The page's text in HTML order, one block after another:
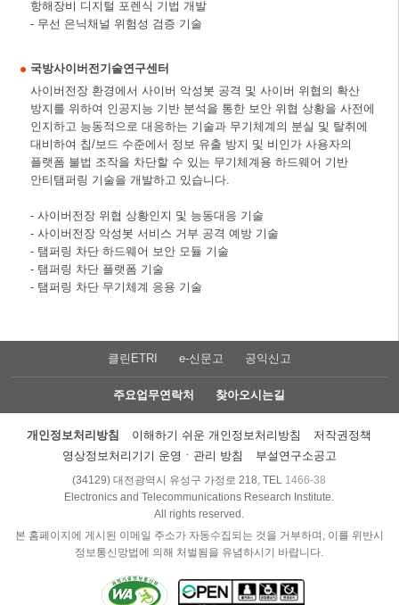
항해장비 디지털 포렌식 기법 개발
- 무선 은닉채널 위험성 검증 기술
국방사이버전기술연구센터
사이버전장 환경에서 사이버 악성봇 공격 및 사이버 위협의 확산
방지를 위하여 인공지능 기반 분석을 통한 보안 위협 상황을 사전에
인지하고 능동적으로 대응하는 기술과 무기체계의 분실 및 탈취에
대비하여 칩/보드 수준에서 정보 유출 방지 및 비인가 사용자의
플랫폼 불법 조작을 차단할 수 있는 무기체계용 하드웨어 기반
안티탬퍼링 기술을 개발하고 있습니다.
- 사이버전장 위협 상황인지 및 능동대응 기술
- 사이버전장 악성봇 서비스 거부 공격 예방 기술
- 탬퍼링 차단 하드웨어 보안 모듈 기술
- 탬퍼링 차단 플랫폼 기술
- 탬퍼링 차단 무기체계 응용 기술
클린ETRI e-신문고 공익신고
주요업무연락처 찾아오시는길
개인정보처리방침 이해하기 쉬운 개인정보처리방침
저작권정책
영상정보처리기기 운영ㆍ관리 방침
부설연구소공고
(34129) 대전광역시 유성구 가정로 218, TEL 1466-38
Electronics and Telecommunications Research Institute.
All rights reserved.
본 홈페이지에 게시된 이메일 주소가 자동수집되는 것을 거부하며, 이를 위반시
정보통신망법에 의해 처벌됨을 유념하시기 바랍니다.